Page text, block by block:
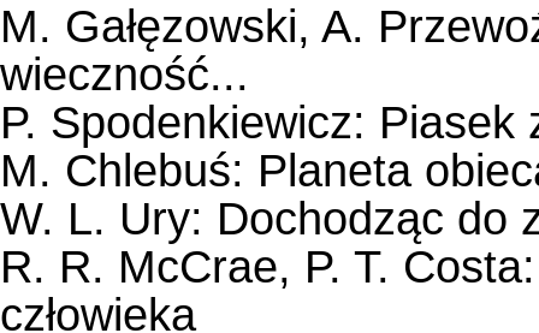
M. Gałęzowski, A.
wieczność...
P. Spodenkiewicz: Piasek
M. Chlebuś: Planeta
W. L. Ury: Dochodząc do
R. R. McCrae, P. T.
człowieka